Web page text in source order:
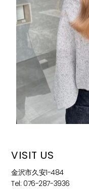
VISIT US
金沢市久安1-484
Tel: 076-287-3936